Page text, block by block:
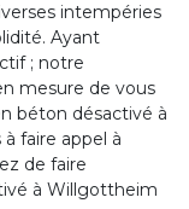
intempéries
Ayant
; notre
mesure de vous
béton désactivé à
faire appel à
de faire
à Willgottheim